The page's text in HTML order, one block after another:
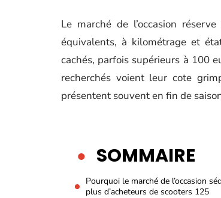
Le marché de l’occasion
équivalents, à kilométrage et
cachés, parfois supérieurs à 100
recherchés voient leur cote
présentent souvent en fin de
SOMMAIRE
Pourquoi le marché de l’occasion
plus d’acheteurs de scooters 125